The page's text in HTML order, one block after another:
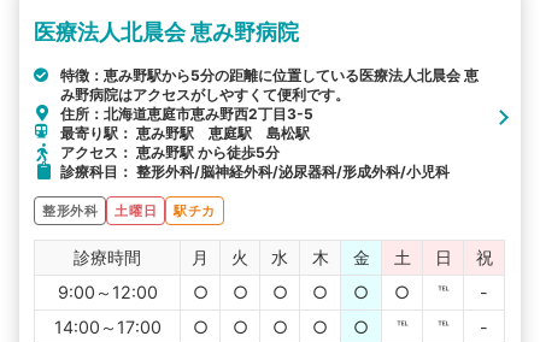
詳細条件で絞り込む
その他の検索方法
駅から探す
医療法人北晨会 恵み野病院
特徴：恵み野駅から5分の距離に位置している医療法人北晨会 恵
み野病院はアクセスがしやすくて便利です。
住所：北海道恵庭市恵み野西2丁目3-5
最寄り駅： 恵み野駅 恵庭駅 島松駅
アクセス： 恵み野駅 から徒歩5分
診療科目： 整形外科/脳神経外科/泌尿器科/形成外科/小児科
整形外科 土曜日 駅チカ
診療時間 月 火 水 木 金 土 日
祝
9:00～12:00
○ ○ ○ ○ ○ ○ ℡
-
14:00～17:00
○ ○ ○ ○ ○ ℡ ℡ -